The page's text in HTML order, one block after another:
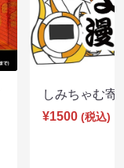
しみちゃむ
¥1500 (税込)